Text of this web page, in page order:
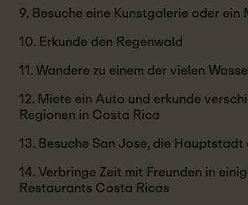
9. Besuche eine Kunstgalerie oder ein
10. Erkunde den Regenwald
11. Wandere zu einem der vielen
12. Miete ein Auto und erkunde
Regionen in Costa Rica
13. Besuche San Jose, die
14. Verbringe Zeit mit Freunden in
Restaurants Costa Ricas